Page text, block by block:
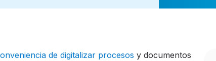
de digitalizar procesos y documentos